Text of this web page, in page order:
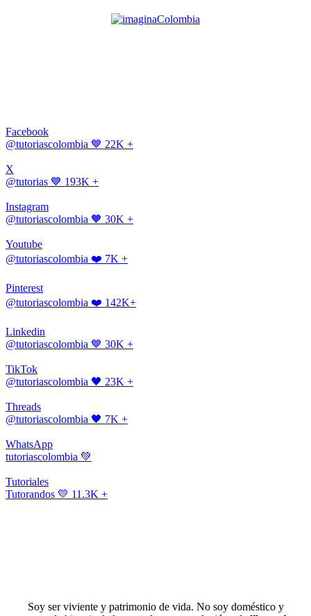
Facebook
@tutoriascolombia 💙 22K +
X
@tutorias 💙 193K +
Instagram
@tutoriascolombia 🧡 30K +
Youtube
@tutoriascolombia ❤️ 7K +
Pinterest
@tutoriascolombia ❤️ 142K+
Linkedin
@tutoriascolombia 💙 30K +
TikTok
@tutoriascolombia 🖤 23K +
Threads
@tutoriascolombia 🖤 7K +
WhatsApp
tutoriascolombia 💚
Tutoriales
Tutorandos 💛 11.3K +
Soy ser viviente y patrimonio de vida. No soy doméstico y